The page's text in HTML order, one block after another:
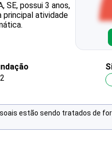
SE, possui 3 anos,
principal atividade
estão sendo tratados de